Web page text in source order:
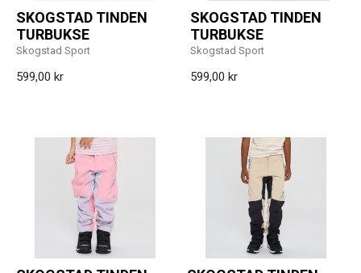
SKOGSTAD TINDEN
TURBUKSE
Skogstad Sport
599,00 kr
SKOGSTAD TINDEN
TURBUKSE
Skogstad Sport
599,00 kr